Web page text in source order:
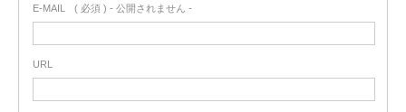
E-MAIL ( 必須 ) - 公開されません -
URL